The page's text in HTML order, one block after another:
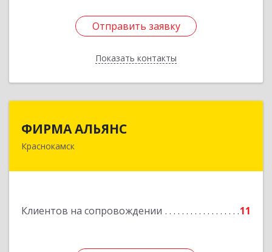
Отправить заявку
Показать контакты
Отправить заявку
Назад
ФИРМА АЛЬЯНС
Краснокамск
Клиентов на сопровождении 11